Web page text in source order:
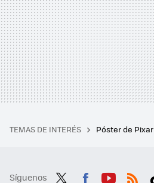
TEMAS DE INTERÉS Póster de Pixar
Síguenos